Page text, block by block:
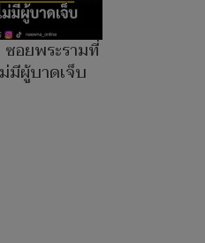
อยพระรามที่ 2
มีผู้บาดเจ็บ